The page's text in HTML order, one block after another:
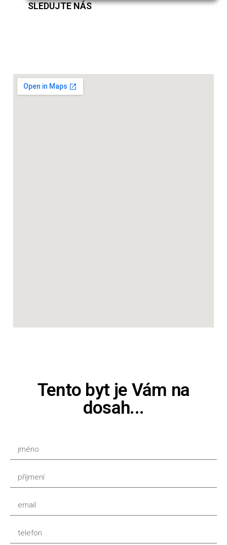
SLEDUJTE NÁS
Tento byt je Vám na
dosah...